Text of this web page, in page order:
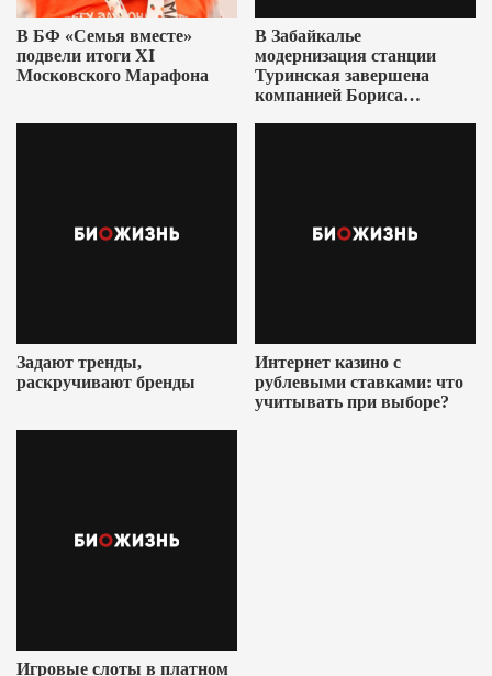
В БФ «Семья вместе»
подвели итоги XI
Московского Марафона
В Забайкалье
модернизация станции
Туринская завершена
компанией Бориса
Задают тренды,
раскручивают бренды
Интернет казино с
рублевыми ставками: что
учитывать при выборе?
Игровые слоты в платном